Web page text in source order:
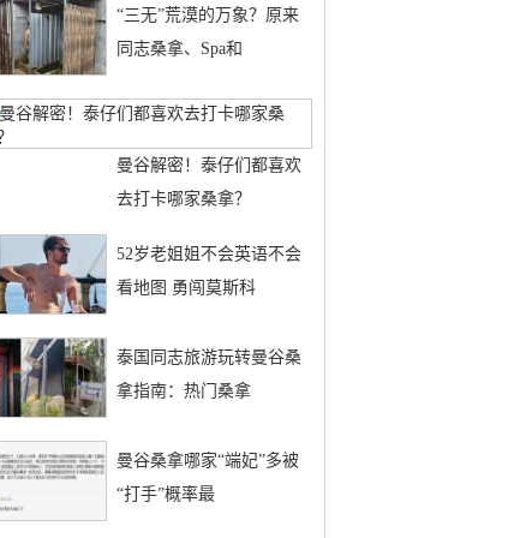
“三无”荒漠的万象？原来
同志桑拿、Spa和
曼谷解密！泰仔们都喜欢
去打卡哪家桑拿？
52岁老姐姐不会英语不会
看地图 勇闯莫斯科
泰国同志旅游玩转曼谷桑
拿指南：热门桑拿
曼谷桑拿哪家“端妃”多被
“打手”概率最